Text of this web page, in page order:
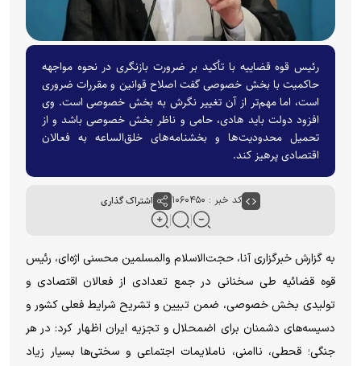
رئیس قوه قضاییه با تأکید بر ضرورت بازنگری در نحوه مواجهه
حاکمیت با بخش خصوصی گفت اصلاح قوانین و مقررات ضروری
است، اما مهم‌تر از آن تغییر نگرش به بخش خصوصی است. وی
افزود دولت باید هادی، حامی و ناظر بخش خصوصی باشد و از
تحمیل محدودیت‌ها و بخشنامه‌های خلق‌الساعه به فعالان
اقتصادی پرهیز کند.
کد خبر : ۱۰۶۰۴۵۰ اشتراک گذاری
به گزارش خبرگزاری آنا، حجت‌الاسلام والمسلمین محسنی اژه‌ای، رئیس
قوه قضائیه طی سخنانی در جمع تعدادی از فعالان اقتصادی و
تولیدی بخش خصوصی، ضمن تبیین و تشریح شرایط فعلی کشور و
دسیسه‌های دشمنان برای اضمحلال و تجزیه ایران اظهار کرد: در هر
جنگی؛ قحطی، ناامنی، ناملایمات اجتماعی و سختی‌ها بسیار زیاد